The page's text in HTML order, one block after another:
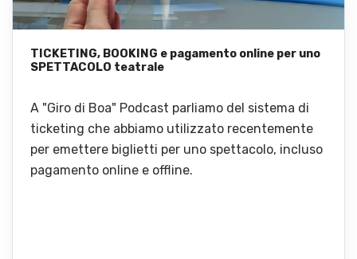
TICKETING, BOOKING e pagamento online per uno
SPETTACOLO teatrale
A "Giro di Boa" Podcast parliamo del sistema di
ticketing che abbiamo utilizzato recentemente
per emettere biglietti per uno spettacolo, incluso
pagamento online e offline.